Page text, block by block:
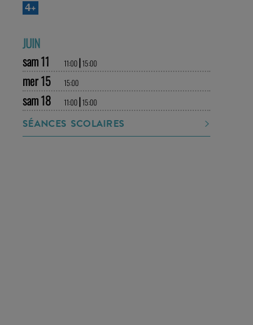
4+
JUIN
sam 11
11:00|15:00
mer 15 15:00
sam 18 11:00|15:00
SÉANCES SCOLAIRES